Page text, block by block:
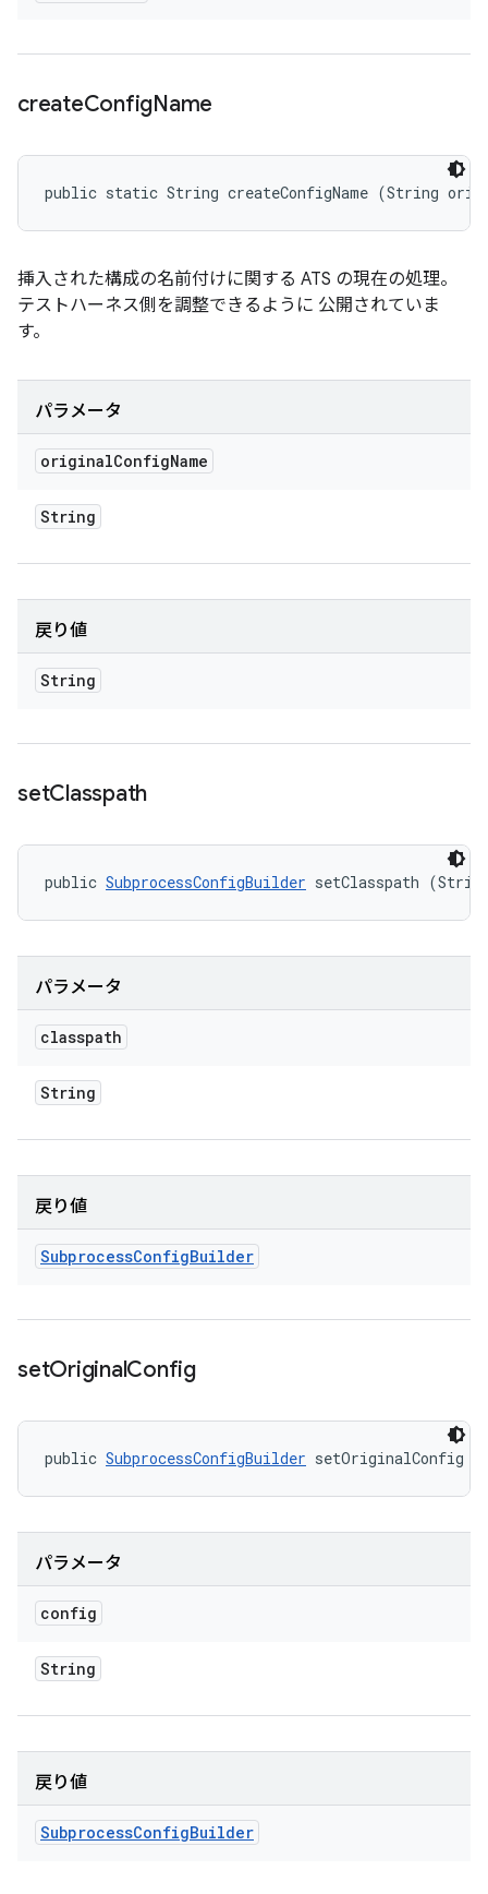
createConfigName
public static String createConfigName (String
挿入された構成の名前付けに関する ATS の現在の処理。
テストハーネス側を調整できるように 公開されていま
す。
パラメータ
originalConfigName
String
戻り値
String
setClasspath
public SubprocessConfigBuilder setClasspath
パラメータ
classpath
String
戻り値
SubprocessConfigBuilder
setOriginalConfig
public SubprocessConfigBuilder setOriginalConfig
パラメータ
config
String
戻り値
SubprocessConfigBuilder